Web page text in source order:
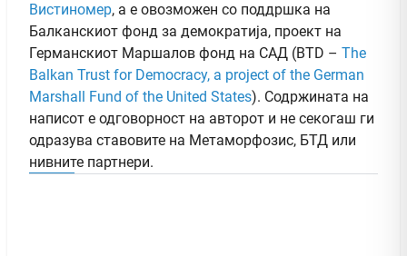
Вистиномер, а e овозможен со поддршка на
Балканскиот фонд за демократија, проект на
Германскиот Маршалов фонд на САД (BTD – The
Balkan Trust for Democracy, a project of the German
Marshall Fund of the United States). Содржината на
написот е одговорност на авторот и не секогаш ги
одразува ставовите на Метаморфозис, БТД или
нивните партнери.